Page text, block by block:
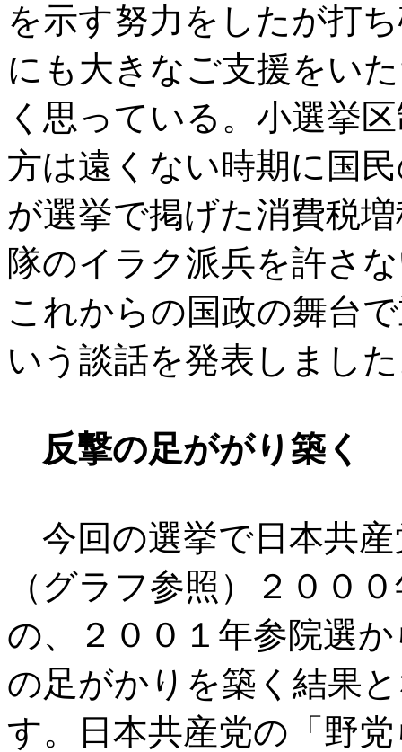
を示す努力をしたが打
にも大きなご支援をい
く思っている。小選挙
方は遠くない時期に国
が選挙で掲げた消費税
隊のイラク派兵を許さ
これからの国政の舞台
いう談話を発表しまし
反撃の足ががり築く
今回の選挙で日本共産
（グラフ参照）２００
の、２００１年参院選
の足がかりを築く結果
す。日本共産党の「野